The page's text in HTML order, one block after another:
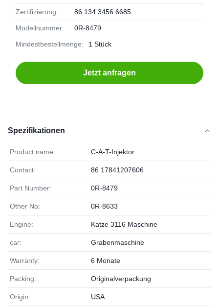
Zertifizierung: 86 134 3456 6685
Modellnummer: 0R-8479
Mindestbestellmenge: 1 Stück
Jetzt anfragen
Spezifikationen
Product name: C-A-T-Injektor
Contact: 86 17841207606
Part Number: 0R-8479
Other No: 0R-8633
Engine: Katze 3116 Maschine
car: Grabenmaschine
Warranty: 6 Monate
Packing: Originalverpackung
Origin: USA